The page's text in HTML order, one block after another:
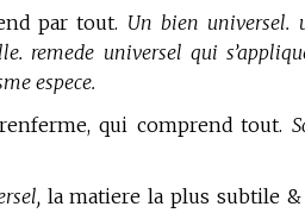
par tout. Un bien universel.
remede universel qui
espece.
qui comprend tout.
la matiere la plus subtile